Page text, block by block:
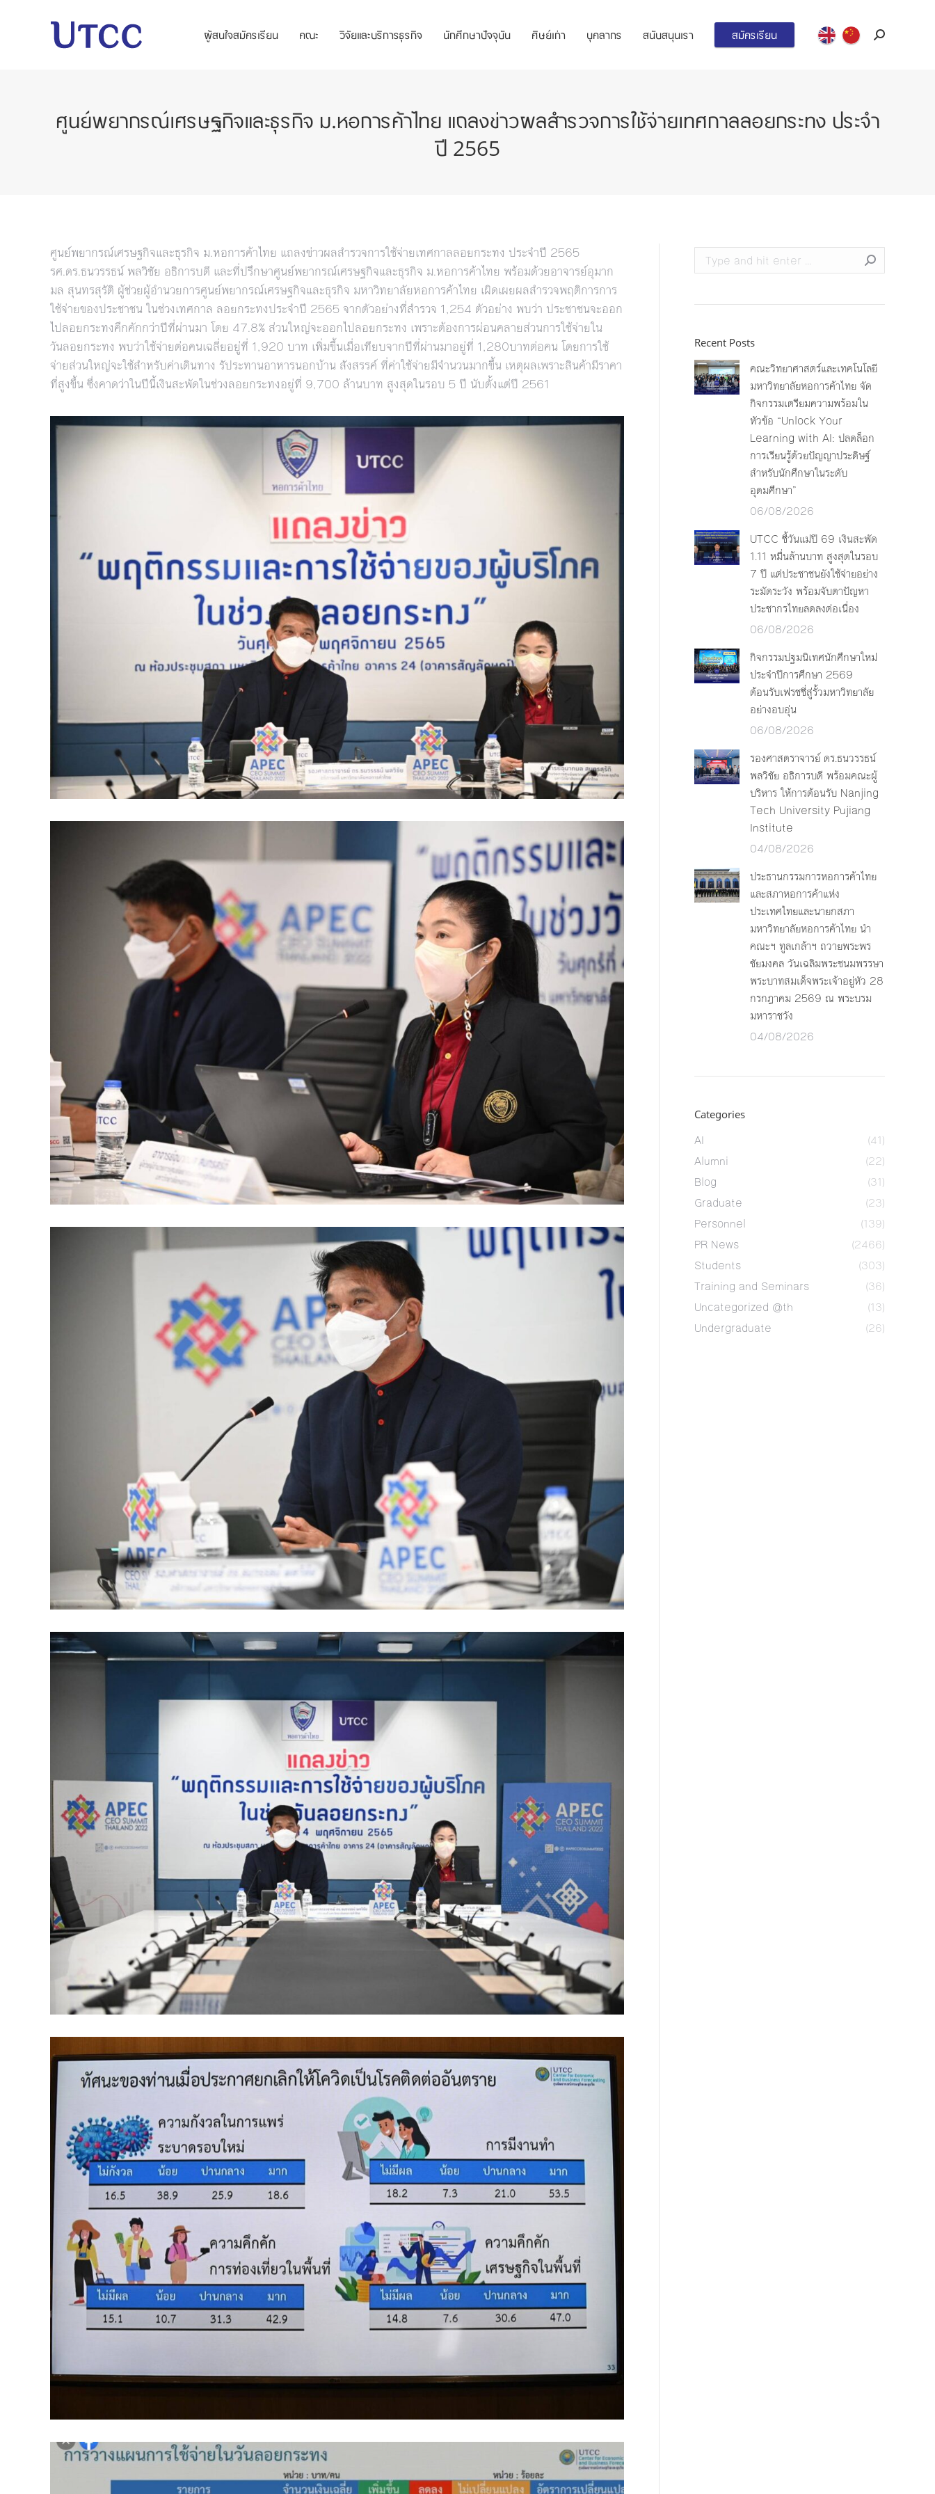
ผู้สนใจสมัครเรียน คณะ วิจัยและบริการธุรกิจ นักศึกษาปัจจุบัน ศิษย์เก่า บุคลากร สนับสนุนเรา สมัครเรียน Search:
ศูนย์พยากรณ์เศรษฐกิจและธุรกิจ ม.หอการค้าไทย แถลงข่าวผลสำรวจการใช้จ่ายเทศกาลลอยกระทง ประจำ
ปี 2565
ศูนย์พยากรณ์เศรษฐกิจและธุรกิจ ม.หอการค้าไทย แถลงข่าวผลสำรวจการใช้จ่ายเทศกาลลอยกระทง ประจำปี 2565
รศ.ดร.ธนวรรธน์ พลวิชัย อธิการบดี และที่ปรึกษาศูนย์พยากรณ์เศรษฐกิจและธุรกิจ ม.หอการค้าไทย พร้อมด้วยอาจารย์อุมาก
มล สุนทรสุรัติ ผู้ช่วยผู้อำนวยการศูนย์พยากรณ์เศรษฐกิจและธุรกิจ มหาวิทยาลัยหอการค้าไทย เผิดเผยผลสำรวจพฤติการการ
ใช้จ่ายของประชาชน ในช่วงเทศกาล ลอยกระทงประจำปี 2565 จากตัวอย่างที่สำรวจ 1,254 ตัวอย่าง พบว่า ประชาชนจะออก
ไปลอยกระทงคึกคักกว่าปีที่ผ่านมา โดย 47.8% ส่วนใหญ่จะออกไปลอยกระทง เพราะต้องการผ่อนคลายส่วนการใช้จ่ายใน
วันลอยกระทง พบว่าใช้จ่ายต่อคนเฉลี่ยอยู่ที่ 1,920 บาท เพิ่มขึ้นเมื่อเทียบจากปีที่ผ่านมาอยู่ที่ 1,280บาทต่อคน โดยการใช้
จ่ายส่วนใหญ่จะใช้สำหรับค่าเดินทาง รัประทานอาหารนอกบ้าน สังสรรค์ ที่ค่าใช้จ่ายมีจำนวนมากขึ้น เหตุผลเพราะสินค้ามีราคา
ที่สูงขึ้น ซึ่งคาดว่าในปีนี้เงินสะพัดในช่วงลอยกระทงอยู่ที่ 9,700 ล้านบาท สูงสุดในรอบ 5 ปี นับตั้งแต่ปี 2561
Search:
Recent Posts
คณะวิทยาศาสตร์และเทคโนโลยี
มหาวิทยาลัยหอการค้าไทย จัด
กิจกรรมเตรียมความพร้อมใน
หัวข้อ “Unlock Your
Learning with AI: ปลดล็อก
การเรียนรู้ด้วยปัญญาประดิษฐ์
สำหรับนักศึกษาในระดับ
อุดมศึกษา”
06/08/2026
UTCC ชี้วันแม่ปี 69 เงินสะพัด
1.11 หมื่นล้านบาท สูงสุดในรอบ
7 ปี แต่ประชาชนยังใช้จ่ายอย่าง
ระมัดระวัง พร้อมจับตาปัญหา
ประชากรไทยลดลงต่อเนื่อง
06/08/2026
กิจกรรมปฐมนิเทศนักศึกษาใหม่
ประจำปีการศึกษา 2569
ต้อนรับเฟรชชี่สู่รั้วมหาวิทยาลัย
อย่างอบอุ่น
06/08/2026
รองศาสตราจารย์ ดร.ธนวรรธน์
พลวิชัย อธิการบดี พร้อมคณะผู้
บริหาร ให้การต้อนรับ Nanjing
Tech University Pujiang
Institute
04/08/2026
ประธานกรรมการหอการค้าไทย
และสภาหอการค้าแห่ง
ประเทศไทยและนายกสภา
มหาวิทยาลัยหอการค้าไทย นำ
คณะฯ ทูลเกล้าฯ ถวายพระพร
ชัยมงคล วันเฉลิมพระชนมพรรษา
พระบาทสมเด็จพระเจ้าอยู่หัว 28
กรกฎาคม 2569 ณ พระบรม
มหาราชวัง
04/08/2026
Categories
AI
(41)
Alumni
(22)
Blog
(31)
Graduate
(23)
Personnel
(139)
PR News
(2466)
Students
(303)
Training and Seminars
(36)
Uncategorized @th
(13)
Undergraduate
(26)